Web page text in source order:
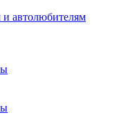
автолюбителям